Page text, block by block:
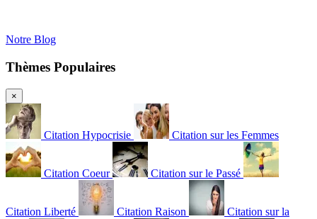
Notre Blog
Thèmes Populaires
×
Citation Hypocrisie Citation sur les Femmes
Citation Coeur Citation sur le Passé
Citation Liberté Citation Raison Citation sur la